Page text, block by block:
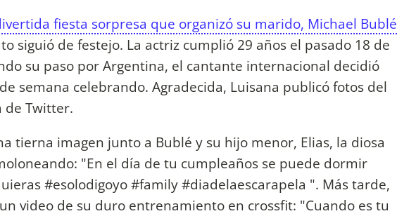
fiesta sorpresa que organizó su marido, Michael Bublé
siguió de festejo. La actriz cumplió 29 años el pasado 18 de
su paso por Argentina, el cantante internacional decidió
semana celebrando. Agradecida, Luisana publicó fotos del
de Twitter.
tierna imagen junto a Bublé y su hijo menor, Elias, la diosa
"En el día de tu cumpleaños se puede dormir
#esolodigoyo #family #diadelaescarapela ". Más tarde,
video de su duro entrenamiento en crossfit: "Cuando es tu